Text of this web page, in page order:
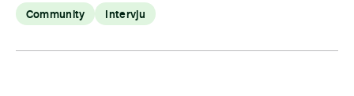
Community Intervju